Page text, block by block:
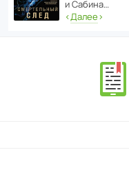
и Сабина…
‹Далее›